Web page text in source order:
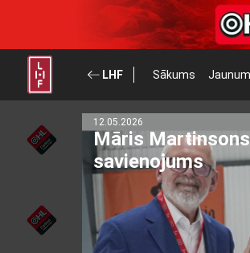
LHF Sākums
12.05.2026
Māris
savienojums